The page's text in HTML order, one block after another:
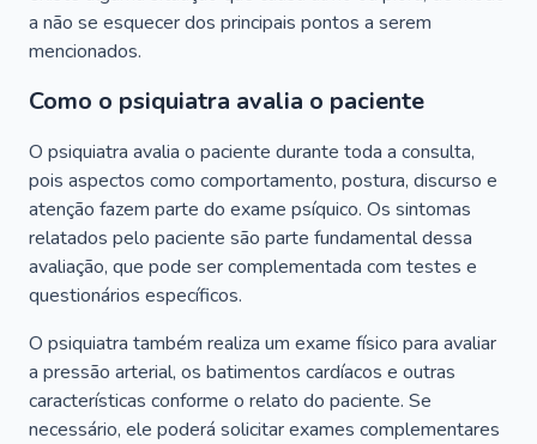
a não se esquecer dos principais pontos a serem
mencionados.
Como o psiquiatra avalia o paciente
O psiquiatra avalia o paciente durante toda a consulta,
pois aspectos como comportamento, postura, discurso e
atenção fazem parte do exame psíquico. Os sintomas
relatados pelo paciente são parte fundamental dessa
avaliação, que pode ser complementada com testes e
questionários específicos.
O psiquiatra também realiza um exame físico para avaliar
a pressão arterial, os batimentos cardíacos e outras
características conforme o relato do paciente. Se
necessário, ele poderá solicitar exames complementares